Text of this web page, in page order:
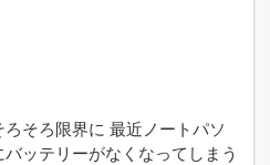
そろ限界に 最近ノートパソ
ッテリーがなくなってしまう